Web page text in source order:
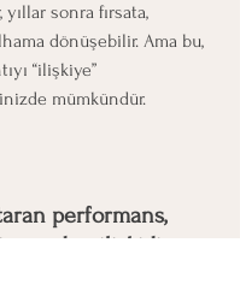
sonra fırsata,
dönüşebilir. Ama bu,
“ilişkiye”
mümkündür.
performans,
eden ilişkidir.